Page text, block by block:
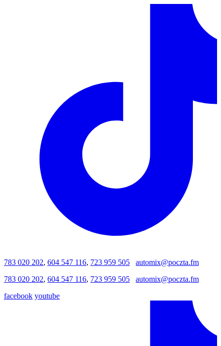
783 020 202, 604 547 116, 723 959 505
automix@poczta.fm
783 020 202, 604 547 116, 723 959 505
automix@poczta.fm
facebook youtube